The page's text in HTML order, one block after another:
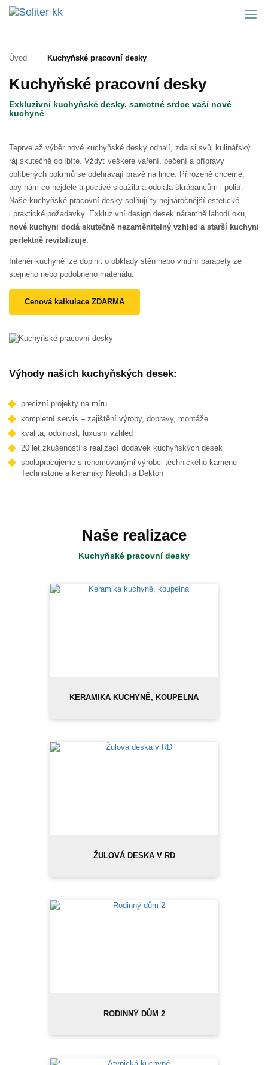
Úvod Kuchyňské pracovní desky
Kuchyňské pracovní desky
Exkluzivní kuchyňské desky, samotné srdce vaší nové
kuchyně
Teprve až výběr nové kuchyňské desky odhalí, zda si svůj kulinářský
ráj skutečně oblíbíte. Vždyť veškeré vaření, pečení a přípravy
oblíbených pokrmů se odehrávají právě na lince. Přirozeně chceme,
aby nám co nejdéle a poctivě sloužila a odolala škrábancům i polití.
Naše kuchyňské pracovní desky splňují ty nejnáročnější estetické
i praktické požadavky. Exkluzivní design desek náramně lahodí oku,
nové kuchyni dodá skutečně nezaměnitelný vzhled a starší kuchyni
perfektně revitalizuje.
Interiér kuchyně lze doplnit o obklady stěn nebo vnitřní parapety ze
stejného nebo podobného materiálu.
Cenová kalkulace ZDARMA
Výhody našich kuchyňských desek:
precizní projekty na míru
kompletní servis – zajištění výroby, dopravy, montáže
kvalita, odolnost, luxusní vzhled
20 let zkušeností s realizací dodávek kuchyňských desek
spolupracujeme s renomovanými výrobci technického kamene
Technistone a keramiky Neolith a Dekton
Naše realizace
Kuchyňské pracovní desky
KERAMIKA KUCHYNĚ, KOUPELNA
ŽULOVÁ DESKA V RD
RODINNÝ DŮM 2